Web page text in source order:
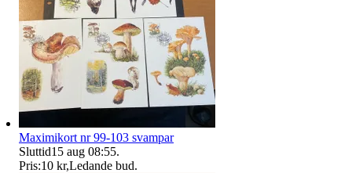
Maximikort nr 99-103 svampar
Sluttid15 aug 08:55.
Pris:10 kr,Ledande bud.